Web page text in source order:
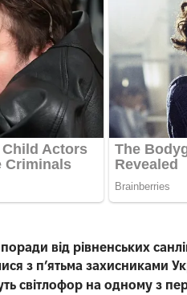
від рівненських
з п’ятьма захисниками
світлофор на одному з